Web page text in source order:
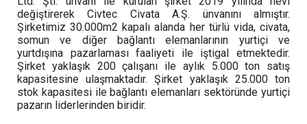
değiştirerek Civtec Civata A.Ş. ünvanını almıştır.
Şirketimiz 30.000m2 kapalı alanda her türlü vida, civata,
somun ve diğer bağlantı elemanlarının yurtiçi ve
yurtdışına pazarlaması faaliyeti ile iştigal etmektedir.
Şirket yaklaşık 200 çalışanı ile aylık 5.000 ton satış
kapasitesine ulaşmaktadır. Şirket yaklaşık 25.000 ton
stok kapasitesi ile bağlantı elemanları sektöründe yurtiçi
pazarın liderlerinden biridir.